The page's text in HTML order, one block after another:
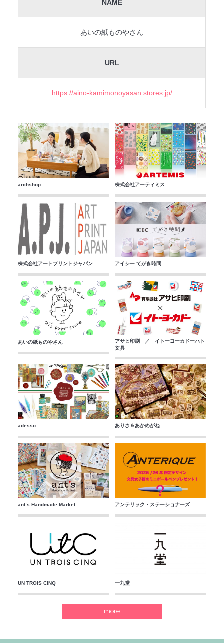
NAME
あいの紙ものやさん
URL
https://aino-kamimonoyasan.stores.jp/
archshop 株式会社アーティミス
株式会社アートプリントジャパン アイシー てがき時間
あいの紙ものやさん
アサヒ印刷 ／ イトーヨーカドーハト
文具
adesso ありさ＆あかめがね
ant’s Handmade Market アンテリック・ステーショナーズ
UN TROIS CINQ 一九堂
more